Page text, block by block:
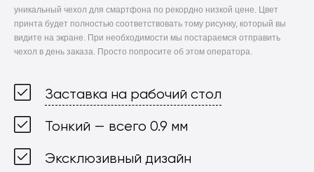
уникальный чехол для смартфона по рекордно низкой цене. Цвет
принта будет полностью соответствовать тому рисунку, который вы
видите на экране. При необходимости мы постараемся отправить
чехол в день заказа. Просто попросите об этом оператора.
Заставка на рабочий стол
Тонкий — всего 0.9 мм
Эксклюзивный дизайн